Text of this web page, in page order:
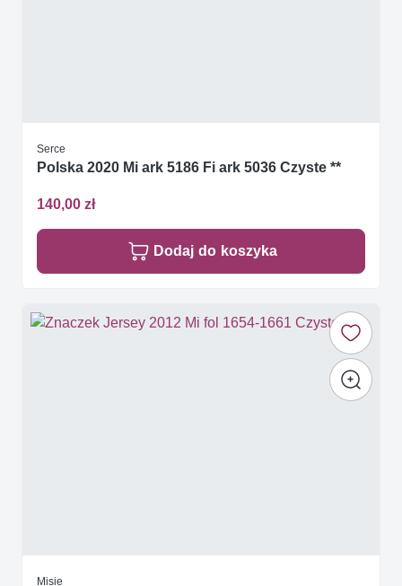
Serce
Polska 2020 Mi ark 5186 Fi ark 5036 Czyste **
140,00 zł
Dodaj do koszyka
Misie